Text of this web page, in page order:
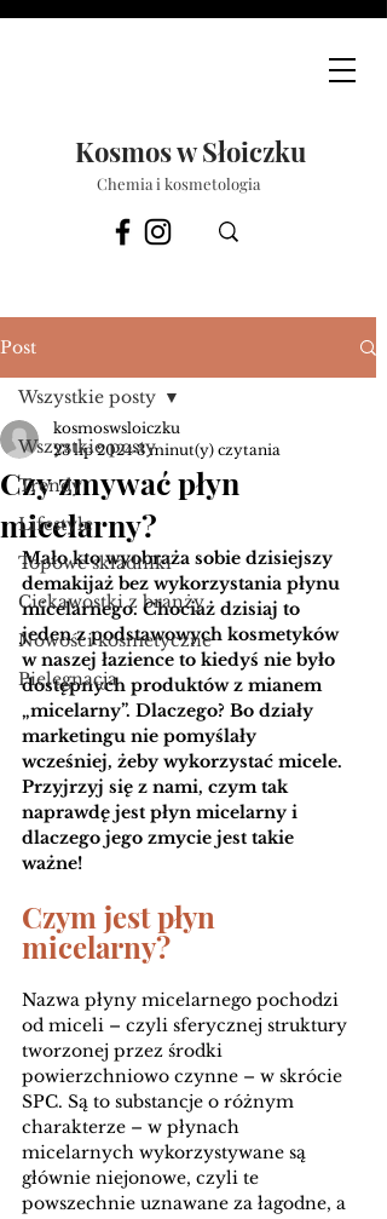
Kosmos w Słoiczku
Chemia i kosmetologia
Post
Wszystkie posty
Trendy
Lifestyle
Topowe składniki
Ciekawostki z branży
Nowości kosmetyczne
Pielęgnacja
Wszystkie posty
Czy zmywać płyn
micelarny?
kosmoswsloiczku
23 lip 2024 3 minut(y) czytania
Mało kto wyobraża sobie dzisiejszy
demakijaż bez wykorzystania płynu
micelarnego. Chociaż dzisiaj to
jeden z podstawowych kosmetyków
w naszej łazience to kiedyś nie było
dostępnych produktów z mianem
„micelarny”. Dlaczego? Bo działy
marketingu nie pomyślały
wcześniej, żeby wykorzystać micele.
Przyjrzyj się z nami, czym tak
naprawdę jest płyn micelarny i
dlaczego jego zmycie jest takie
ważne!
Czym jest płyn
micelarny?
Nazwa płyny micelarnego pochodzi
od miceli – czyli sferycznej struktury
tworzonej przez środki
powierzchniowo czynne – w skrócie
SPC. Są to substancje o różnym
charakterze – w płynach
micelarnych wykorzystywane są
głównie niejonowe, czyli te
powszechnie uznawane za łagodne, a